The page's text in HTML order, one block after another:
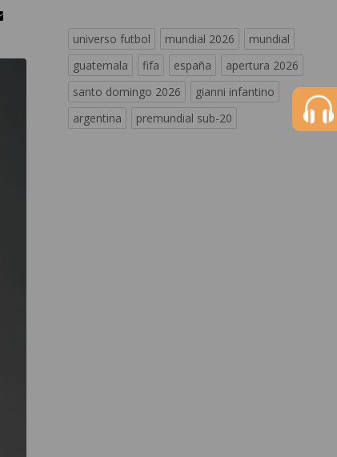
universo futbol mundial 2026
mundial
guatemala
fifa españa
apertura 2026
santo domingo 2026
gianni infantino
argentina
premundial sub-20